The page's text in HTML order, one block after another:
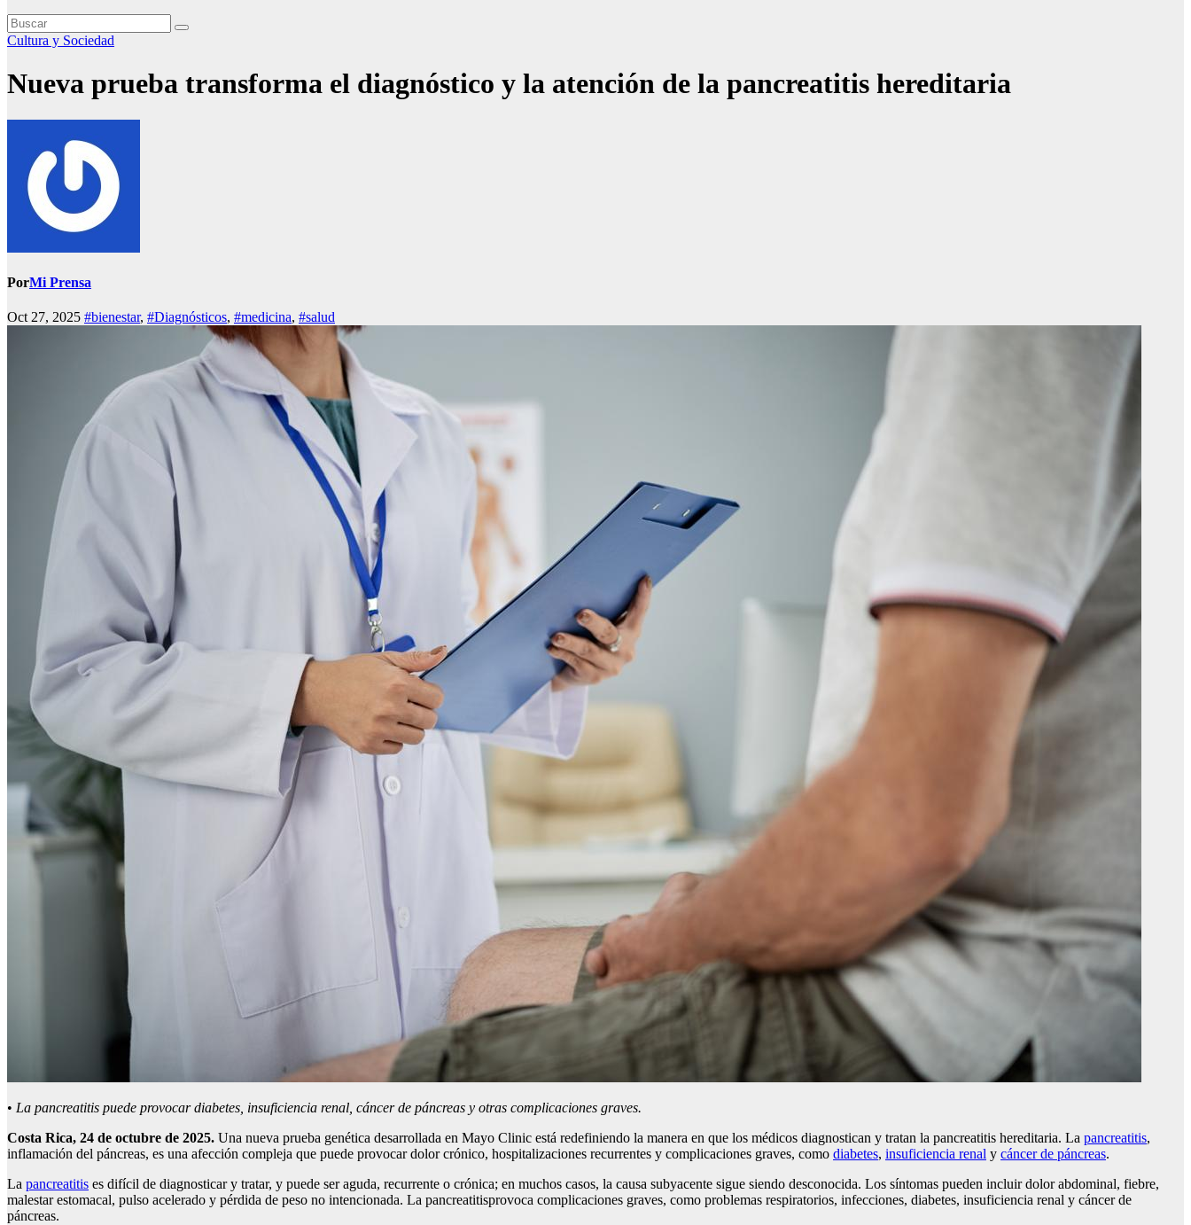
Cultura y Sociedad
Nueva prueba transforma el diagnóstico y la atención de la pancreatitis hereditaria
PorMi Prensa
Oct 27, 2025 #bienestar, #Diagnósticos, #medicina, #salud
• La pancreatitis puede provocar diabetes, insuficiencia renal, cáncer de páncreas y otras complicaciones graves.
Costa Rica, 24 de octubre de 2025. Una nueva prueba genética desarrollada en Mayo Clinic está redefiniendo la manera en que los médicos diagnostican y tratan la pancreatitis hereditaria. La pancreatitis,
inflamación del páncreas, es una afección compleja que puede provocar dolor crónico, hospitalizaciones recurrentes y complicaciones graves, como diabetes, insuficiencia renal y cáncer de páncreas.
La pancreatitis es difícil de diagnosticar y tratar, y puede ser aguda, recurrente o crónica; en muchos casos, la causa subyacente sigue siendo desconocida. Los síntomas pueden incluir dolor abdominal, fiebre,
malestar estomacal, pulso acelerado y pérdida de peso no intencionada. La pancreatitisprovoca complicaciones graves, como problemas respiratorios, infecciones, diabetes, insuficiencia renal y cáncer de
páncreas.